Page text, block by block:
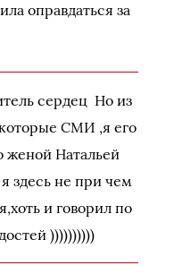
оправдаться за
сердец Но из
СМИ ,я его
женой Натальей
здесь не при чем
и говорил по
))))))))))